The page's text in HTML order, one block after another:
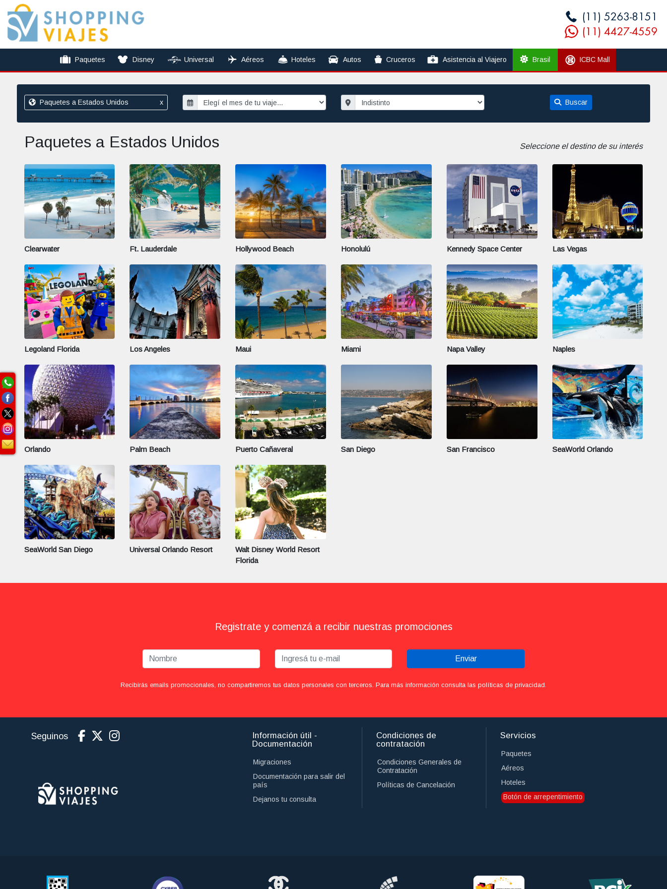
Paquetes Disney Universal Aéreos Hoteles Autos Cruceros Asistencia al Viajero Brasil ICBC Mall
Paquetes a Estados Unidos x Buscar
Paquetes a Estados Unidos Seleccione el destino de su interés
Clearwater Ft. Lauderdale Hollywood Beach Honolulú Kennedy Space Center Las Vegas
Legoland Florida Los Angeles Maui Miami Napa Valley Naples
Orlando Palm Beach Puerto Cañaveral San Diego San Francisco SeaWorld Orlando
SeaWorld San Diego Universal Orlando Resort
Walt Disney World Resort
Florida
Registrate y comenzá a recibir nuestras promociones
Enviar
Recibirás emails promocionales, no compartiremos tus datos personales con terceros. Para más información consulta las políticas de privacidad.
Seguinos
Información útil -
Documentación
Migraciones
Documentación para salir del
país
Dejanos tu consulta
Condiciones de
contratación
Condiciones Generales de
Contratación
Políticas de Cancelación
Servicios
Paquetes
Aéreos
Hoteles
Botón de arrepentimiento